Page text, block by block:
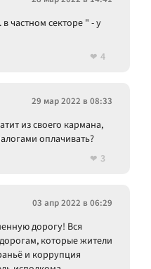
частном секторе " - у
4
29 мар 2022 в 08:33
из своего кармана,
оплачивать?
3
03 апр 2022 в 06:29
дорогу! Вся
которые жители
и коррупция